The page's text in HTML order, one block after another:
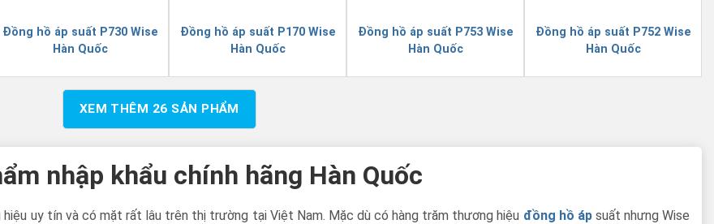
Đồng hồ áp suất P730 Wise
Hàn Quốc
Đồng hồ áp suất P170 Wise
Hàn Quốc
Đồng hồ áp suất P753 Wise
Hàn Quốc
Đồng hồ áp suất P752 Wise
Hàn Quốc
XEM THÊM 26 SẢN PHẨM
nhập khẩu chính hãng Hàn Quốc
uy tín và có mặt rất lâu trên thị trường tại Việt Nam. Mặc dù có hàng trăm thương hiệu đồng hồ ápsuất nhưng Wise